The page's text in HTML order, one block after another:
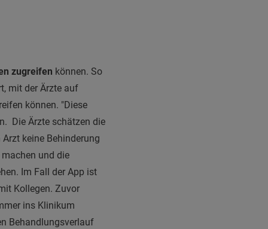
zugreifen können. So
mit der Ärzte auf
können. "Diese
Die Ärzte schätzen die
keine Behinderung
und die
Im Fall der App ist
Kollegen. Zuvor
ins Klinikum
Behandlungsverlauf